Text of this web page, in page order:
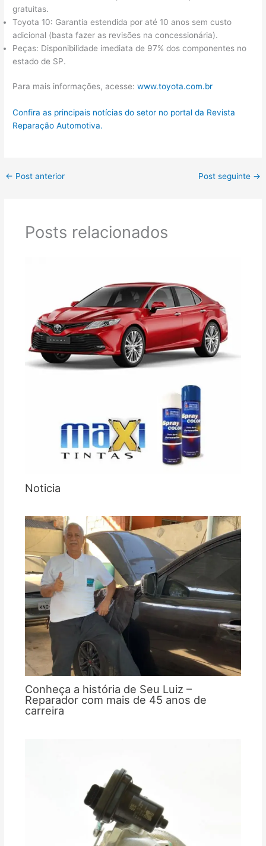
gratuitas.
Toyota 10: Garantia estendida por até 10 anos sem custo
adicional (basta fazer as revisões na concessionária).
Peças: Disponibilidade imediata de 97% dos componentes no
estado de SP.
Para mais informações, acesse:www.toyota.com.br
Confira as principais notícias do setor no portal da Revista
Reparação Automotiva.
← Post anterior Post seguinte →
Posts relacionados
Noticia
Conheça a história de Seu Luiz –
Reparador com mais de 45 anos de
carreira